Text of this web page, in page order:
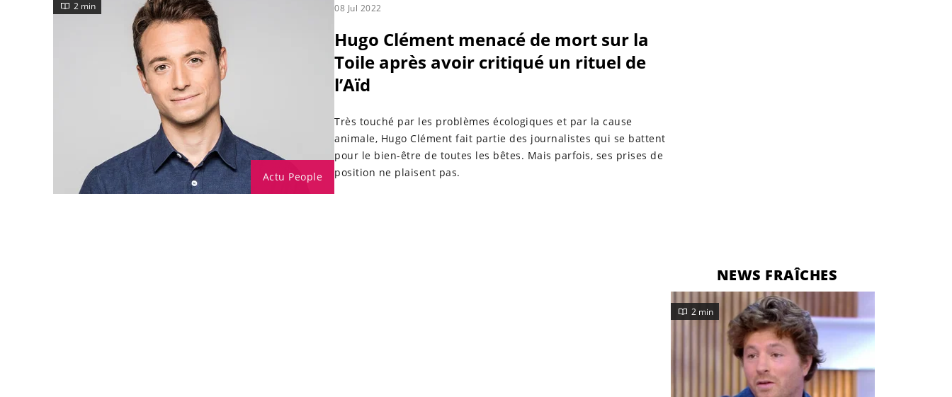
Actu People
2 min 08 Jul 2022
Hugo Clément menacé de mort sur la
Toile après avoir critiqué un rituel de
l’Aïd
Très touché par les problèmes écologiques et par la cause
animale, Hugo Clément fait partie des journalistes qui se battent
pour le bien-être de toutes les bêtes. Mais parfois, ses prises de
position ne plaisent pas.
NEWS FRAÎCHES
2 min